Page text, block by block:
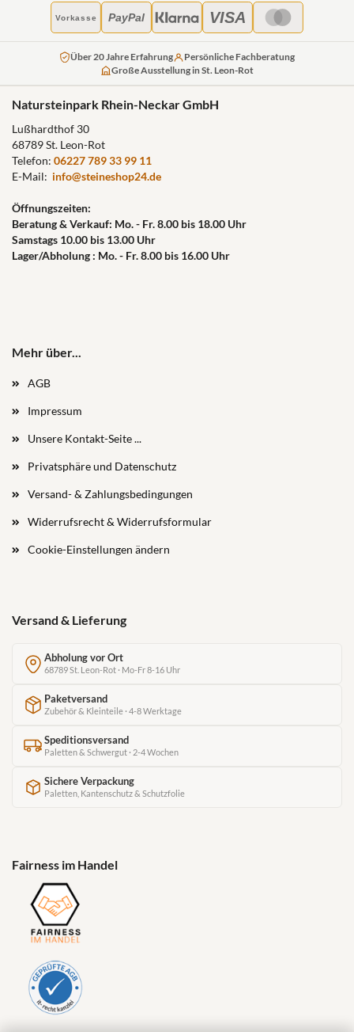
Vorkasse PayPal VISA
Über 20 Jahre Erfahrung
Persönliche Fachberatung
Große Ausstellung in St. Leon-Rot
Natursteinpark Rhein-Neckar GmbH
Lußhardthof 30
68789 St. Leon-Rot
Telefon: 06227 789 33 99 11
E-Mail: info@steineshop24.de
Öffnungszeiten:
Beratung & Verkauf: Mo. - Fr. 8.00 bis 18.00 Uhr
Samstags 10.00 bis 13.00 Uhr
Lager/Abholung : Mo. - Fr. 8.00 bis 16.00 Uhr
Mehr über...
AGB
Impressum
Unsere Kontakt-Seite ...
Privatsphäre und Datenschutz
Versand- & Zahlungsbedingungen
Widerrufsrecht & Widerrufsformular
Cookie-Einstellungen ändern
Versand & Lieferung
Abholung vor Ort
68789 St. Leon-Rot · Mo-Fr 8-16 Uhr
Paketversand
Zubehör & Kleinteile · 4-8 Werktage
Speditionsversand
Paletten & Schwergut · 2-4 Wochen
Sichere Verpackung
Paletten, Kantenschutz & Schutzfolie
Fairness im Handel